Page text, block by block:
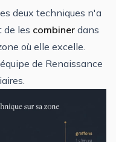
deux techniques n'a
de les combiner dans
où elle excelle.
de Renaissance